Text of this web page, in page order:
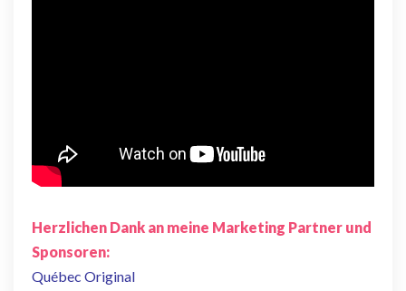
Herzlichen Dank an meine Marketing Partner und
Sponsoren:
Québec Original